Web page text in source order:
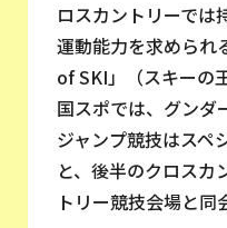
ロスカントリーでは
運動能力を求められ
of SKI」（スキーの
国スポでは、グンダ
ジャンプ競技はスペ
と、後半のクロスカ
トリー競技会場と同